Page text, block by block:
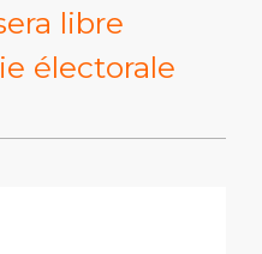
libre
électorale